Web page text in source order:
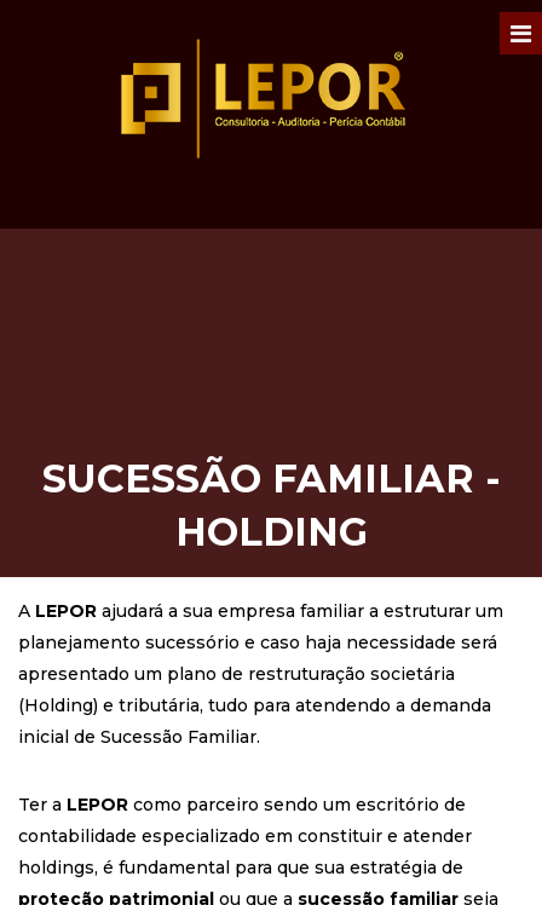
SUCESSÃO FAMILIAR -
HOLDING
A LEPOR ajudará a sua empresa familiar a estruturar um
planejamento sucessório e caso haja necessidade será
apresentado um plano de restruturação societária
(Holding) e tributária, tudo para atendendo a demanda
inicial de Sucessão Familiar.
Ter a LEPOR como parceiro sendo um escritório de
contabilidade especializado em constituir e atender
holdings, é fundamental para que sua estratégia de
proteção patrimonial ou que a sucessão familiar seja